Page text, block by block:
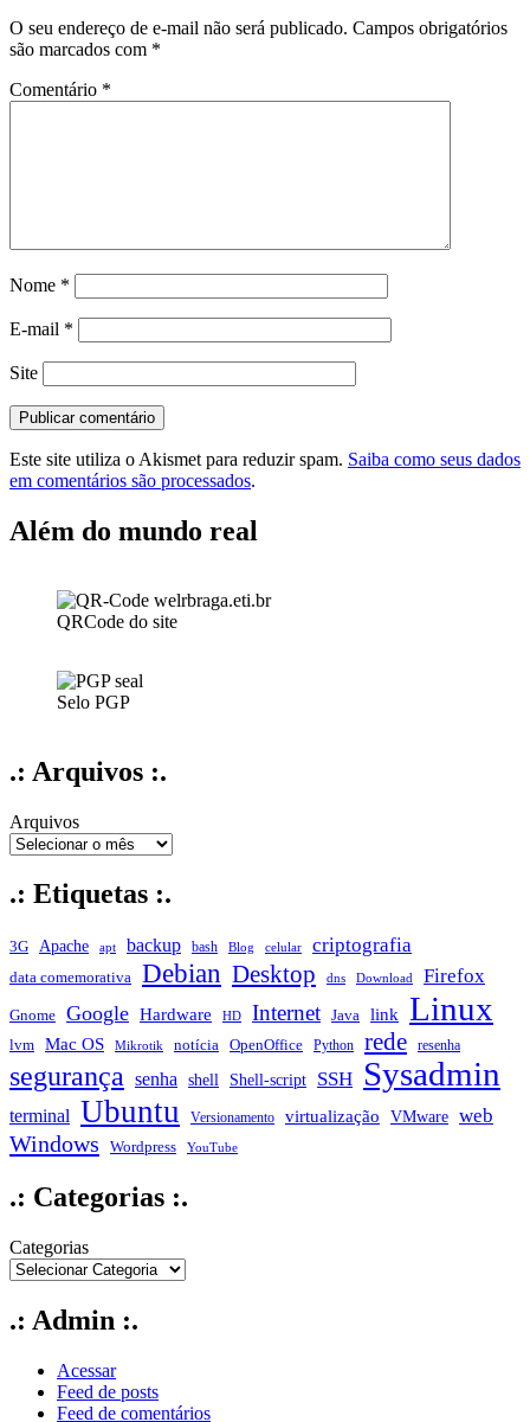
O seu endereço de e-mail não será publicado. Campos obrigatórios
são marcados com *
Comentário *
Nome *
E-mail *
Site
Este site utiliza o Akismet para reduzir spam. Saiba como seus dados
em comentários são processados.
Além do mundo real
QRCode do site
Selo PGP
.: Arquivos :.
Arquivos
.: Etiquetas :.
3G Apache apt backup bash Blog celular criptografia
data comemorativa Debian Desktop dns Download Firefox
Gnome Google Hardware HD Internet Java link Linux
lvm Mac OS Mikrotik notícia OpenOffice Python rede resenha
segurança senha shell Shell-script SSH Sysadmin
terminal Ubuntu Versionamento virtualização VMware web
Windows Wordpress YouTube
.: Categorias :.
Categorias
.: Admin :.
Acessar
Feed de posts
Feed de comentários